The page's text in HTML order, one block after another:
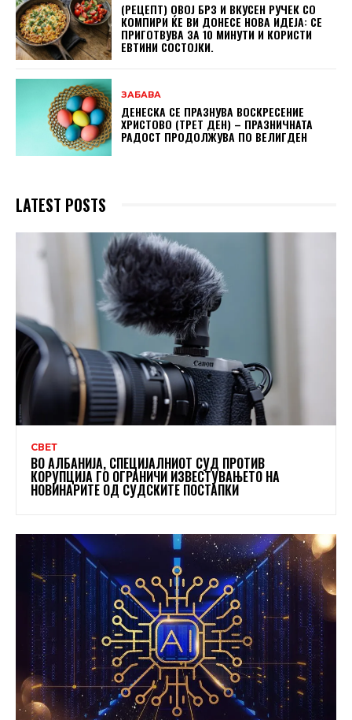
(РЕЦЕПТ) ОВОЈ БРЗ И ВКУСЕН РУЧЕК СО
КОМПИРИ ЌЕ ВИ ДОНЕСЕ НОВА ИДЕЈА: СЕ
ПРИГОТВУВА ЗА 10 МИНУТИ И КОРИСТИ
ЕВТИНИ СОСТОЈКИ.
ЗАБАВА
ДЕНЕСКА СЕ ПРАЗНУВА ВОСКРЕСЕНИЕ
ХРИСТОВО (ТРЕТ ДЕН) – ПРАЗНИЧНАТА
РАДОСТ ПРОДОЛЖУВА ПО ВЕЛИГДЕН
LATEST POSTS
СВЕТ
ВО АЛБАНИЈА, СПЕЦИЈАЛНИОТ СУД ПРОТИВ
КОРУПЦИЈА ГО ОГРАНИЧИ ИЗВЕСТУВАЊЕТО НА
НОВИНАРИТЕ ОД СУДСКИТЕ ПОСТАПКИ